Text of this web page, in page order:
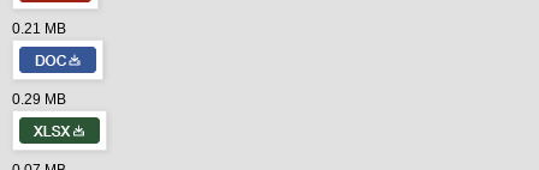
0.21 MB
0.29 MB